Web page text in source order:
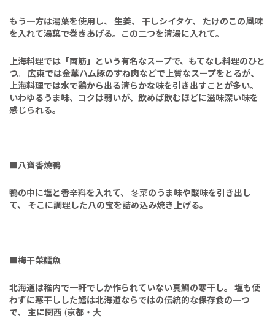
もう一方は湯葉を使用し、 生姜、 干しシイタケ、
たけのこの風味
を入れて湯葉で巻きあげる。この二つを清湯に入れて。
上海料理では「両筋」という有名なスープで、もてなし料理のひと
つ。
広東では金華ハム豚のすね肉などで上質なスープをとるが、
上海料理では水で鶏から出る清らかな味を引き出すことが多い。
いわゆるうま味、コクは弱いが、飲めば飲むほどに滋味深い味を
感じられる。
■八寶香燒鴨
鴨の中に塩と香辛料を入れて、 冬菜のうま味や酸味を引き出し
て、
そこに調理した八の宝を詰め込み焼き上げる。
■梅干菜鱈魚
北海道は稚内で一軒でしか作られていない真鯛の寒干し。 塩も使
わずに寒干しした鱈は北海道ならではの伝統的な保存食の一つ
で、
主に関西 (京都・大